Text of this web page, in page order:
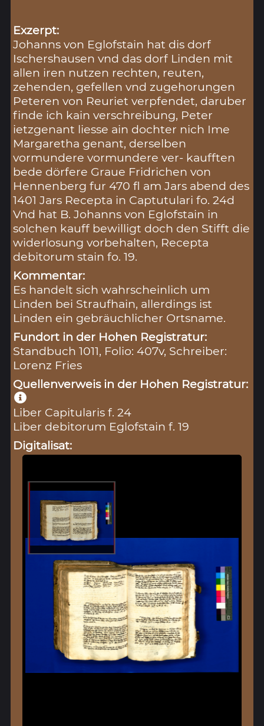
Exzerpt:
Johanns von Eglofstain hat dis dorf
Ischershausen vnd das dorf Linden mit
allen iren nutzen rechten, reuten,
zehenden, gefellen vnd zugehorungen
Peteren von Reuriet verpfendet, daruber
finde ich kain verschreibung, Peter
ietzgenant liesse ain dochter nich Ime
Margaretha genant, derselben
vormundere vormundere ver- kaufften
bede dörfere Graue Fridrichen von
Hennenberg fur 470 fl am Jars abend des
1401 Jars Recepta in Captutulari fo. 24d
Vnd hat B. Johanns von Eglofstain in
solchen kauff bewilligt doch den Stifft die
widerlosung vorbehalten, Recepta
debitorum stain fo. 19.
Kommentar:
Es handelt sich wahrscheinlich um
Linden bei Straufhain, allerdings ist
Linden ein gebräuchlicher Ortsname.
Fundort in der Hohen Registratur:
Standbuch 1011, Folio: 407v, Schreiber:
Lorenz Fries
Quellenverweis in der Hohen Registratur:
Liber Capitularis f. 24
Liber debitorum Eglofstain f. 19
Digitalisat: